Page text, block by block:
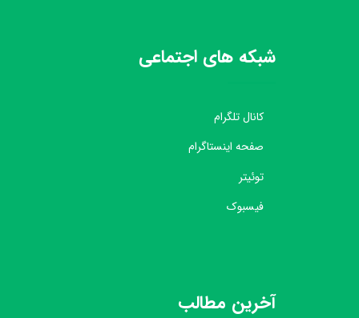
آخرین مطالب
شبکه های اجتماعی
کانال تلگرام
صفحه اینستاگرام
توئیتر
فیسبوک